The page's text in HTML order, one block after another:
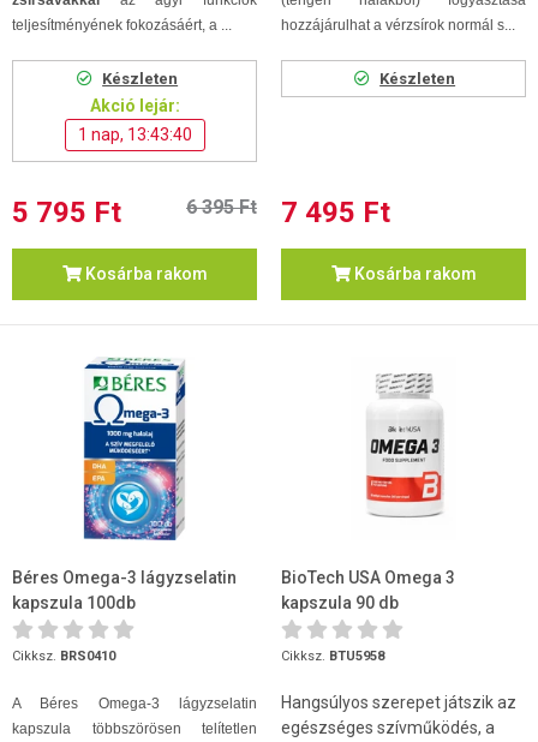
teljesítményének fokozásáért, a ...
Készleten
Akció lejár:
1 nap, 13:43:39
5 795 Ft 6 395 Ft
Kosárba rakom
hozzájárulhat a vérzsírok normál s...
Készleten
7 495 Ft
Kosárba rakom
Béres Omega-3 lágyzselatin
kapszula 100db
Cikksz. BRS0410
A Béres Omega-3 lágyzselatin
kapszula többszörösen telítetlen
BioTech USA Omega 3
kapszula 90 db
Cikksz. BTU5958
Hangsúlyos szerepet játszik az
egészséges szívműködés, a